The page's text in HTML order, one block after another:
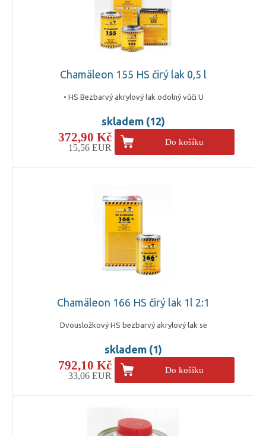
Chamäleon 155 HS čirý lak 0,5 l
• HS Bezbarvý akrylový lak odolný vůči U
skladem (12)
372,90 Kč
15,56 EUR
Do košíku
Chamäleon 166 HS čirý lak 1l 2:1
Dvousložkový HS bezbarvý akrylový lak se
skladem (1)
792,10 Kč
33,06 EUR
Do košíku